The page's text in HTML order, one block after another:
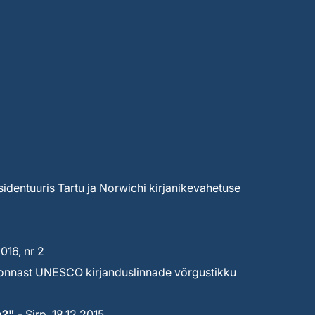
Tartu ja Norwichi kirjanikevahetuse
nr 2
UNESCO kirjanduslinnade võrgustikku